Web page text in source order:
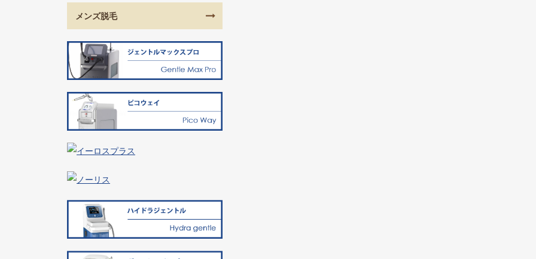
メンズ脱毛